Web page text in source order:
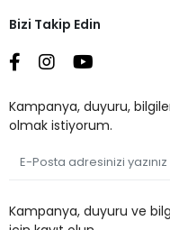
Bizi Takip Edin
Kampanya, duyuru,
olmak istiyorum.
Kampanya, duyuru ve